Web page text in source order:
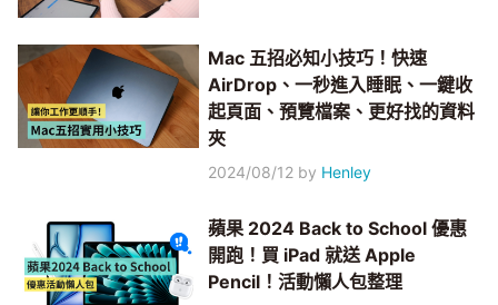
Mac 五招必知小技巧！快速
AirDrop、一秒進入睡眠、一鍵收
起頁面、預覽檔案、更好找的資料
夾
2024/08/12 by Henley
蘋果 2024 Back to School 優惠
開跑！買 iPad 就送 Apple
Pencil！活動懶人包整理